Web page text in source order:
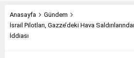
Anasayfa
Gündem
İsrail Pilotları, Gazze’deki Hava
İddiası